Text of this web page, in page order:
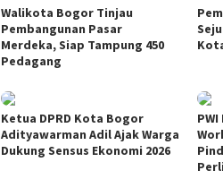
Walikota Bogor Tinjau
Pembangunan Pasar
Merdeka, Siap Tampung 450
Pedagang
Ketua DPRD Kota Bogor
Adityawarman Adil Ajak Warga
Dukung Sensus Ekonomi 2026